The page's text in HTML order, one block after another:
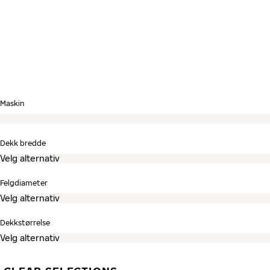
Hopp over søk og gå til dekkoversikten
Maskin
Dekk bredde
Felgdiameter
Dekkstørrelse